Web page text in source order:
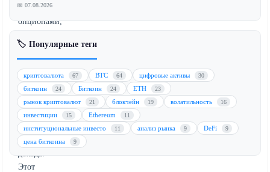
колл-
опционами,
для
помощи
держателям
Bitcoin
(BTC)
в
получении
пассивного
дохода.
Этот
📅 07.08.2026
🏷️ Популярные теги
криптовалюта 67 BTC 64 цифровые активы 30
биткоин 24 Биткоин 24 ETH 23
рынок криптовалют 21 блокчейн 19 волатильность 16
инвестиции 15 Ethereum 11
институциональные инвесто 11 анализ рынка 9 DeFi 9
цена биткоина 9